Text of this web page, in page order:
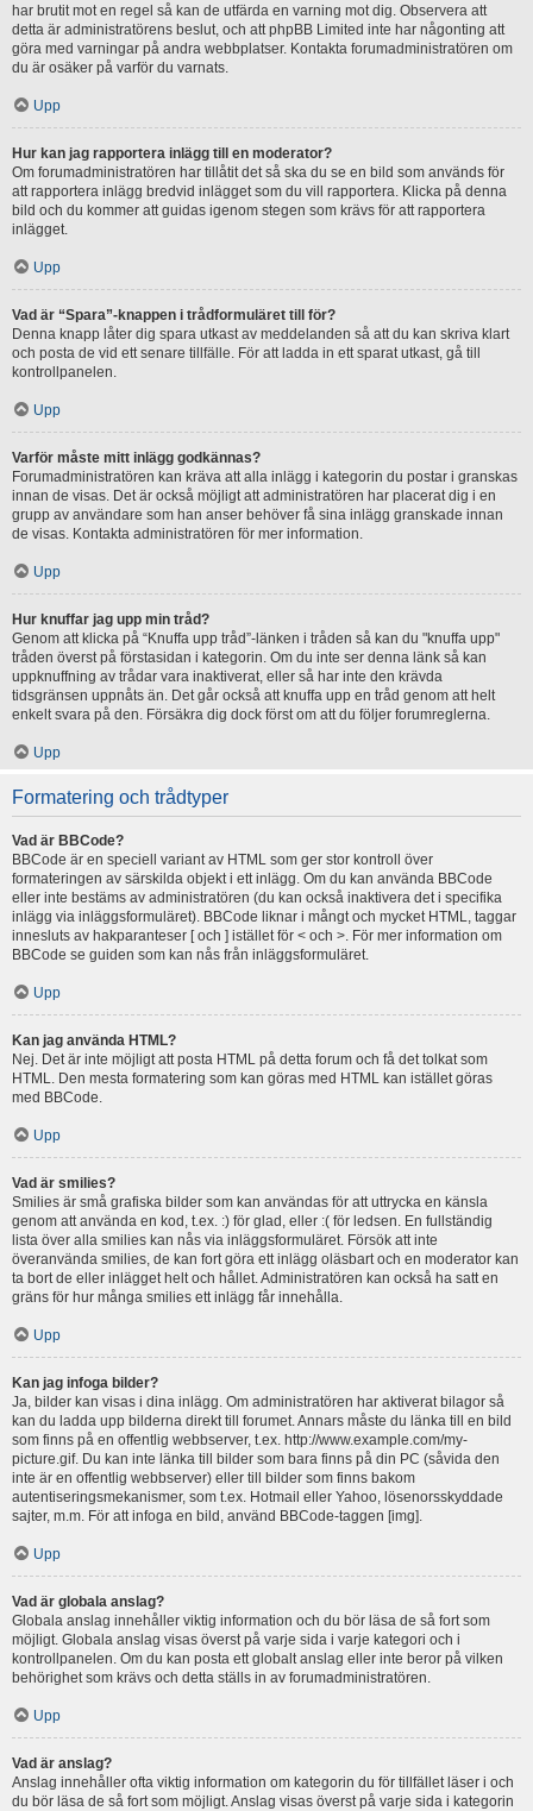
har brutit mot en regel så kan de utfärda en varning mot dig. Observera att
detta är administratörens beslut, och att phpBB Limited inte har någonting att
göra med varningar på andra webbplatser. Kontakta forumadministratören om
du är osäker på varför du varnats.
Upp
Hur kan jag rapportera inlägg till en moderator?
Om forumadministratören har tillåtit det så ska du se en bild som används för
att rapportera inlägg bredvid inlägget som du vill rapportera. Klicka på denna
bild och du kommer att guidas igenom stegen som krävs för att rapportera
inlägget.
Upp
Vad är “Spara”-knappen i trådformuläret till för?
Denna knapp låter dig spara utkast av meddelanden så att du kan skriva klart
och posta de vid ett senare tillfälle. För att ladda in ett sparat utkast, gå till
kontrollpanelen.
Upp
Varför måste mitt inlägg godkännas?
Forumadministratören kan kräva att alla inlägg i kategorin du postar i granskas
innan de visas. Det är också möjligt att administratören har placerat dig i en
grupp av användare som han anser behöver få sina inlägg granskade innan
de visas. Kontakta administratören för mer information.
Upp
Hur knuffar jag upp min tråd?
Genom att klicka på “Knuffa upp tråd”-länken i tråden så kan du "knuffa upp"
tråden överst på förstasidan i kategorin. Om du inte ser denna länk så kan
uppknuffning av trådar vara inaktiverat, eller så har inte den krävda
tidsgränsen uppnåts än. Det går också att knuffa upp en tråd genom att helt
enkelt svara på den. Försäkra dig dock först om att du följer forumreglerna.
Upp
Formatering och trådtyper
Vad är BBCode?
BBCode är en speciell variant av HTML som ger stor kontroll över
formateringen av särskilda objekt i ett inlägg. Om du kan använda BBCode
eller inte bestäms av administratören (du kan också inaktivera det i specifika
inlägg via inläggsformuläret). BBCode liknar i mångt och mycket HTML, taggar
innesluts av hakparanteser [ och ] istället för < och >. För mer information om
BBCode se guiden som kan nås från inläggsformuläret.
Upp
Kan jag använda HTML?
Nej. Det är inte möjligt att posta HTML på detta forum och få det tolkat som
HTML. Den mesta formatering som kan göras med HTML kan istället göras
med BBCode.
Upp
Vad är smilies?
Smilies är små grafiska bilder som kan användas för att uttrycka en känsla
genom att använda en kod, t.ex. :) för glad, eller :( för ledsen. En fullständig
lista över alla smilies kan nås via inläggsformuläret. Försök att inte
överanvända smilies, de kan fort göra ett inlägg oläsbart och en moderator kan
ta bort de eller inlägget helt och hållet. Administratören kan också ha satt en
gräns för hur många smilies ett inlägg får innehålla.
Upp
Kan jag infoga bilder?
Ja, bilder kan visas i dina inlägg. Om administratören har aktiverat bilagor så
kan du ladda upp bilderna direkt till forumet. Annars måste du länka till en bild
som finns på en offentlig webbserver, t.ex. http://www.example.com/my-
picture.gif. Du kan inte länka till bilder som bara finns på din PC (såvida den
inte är en offentlig webbserver) eller till bilder som finns bakom
autentiseringsmekanismer, som t.ex. Hotmail eller Yahoo, lösenorsskyddade
sajter, m.m. För att infoga en bild, använd BBCode-taggen [img].
Upp
Vad är globala anslag?
Globala anslag innehåller viktig information och du bör läsa de så fort som
möjligt. Globala anslag visas överst på varje sida i varje kategori och i
kontrollpanelen. Om du kan posta ett globalt anslag eller inte beror på vilken
behörighet som krävs och detta ställs in av forumadministratören.
Upp
Vad är anslag?
Anslag innehåller ofta viktig information om kategorin du för tillfället läser i och
du bör läsa de så fort som möjligt. Anslag visas överst på varje sida i kategorin